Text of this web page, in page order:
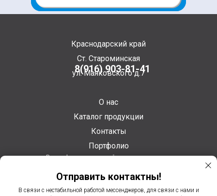
8(916) 903-81-41
О нас
Каталог продукции
Контакты
Портфолио
Краснодарский край
Ст. Староминская
ул. Маяковского д.7
Вся информация на сайте представлена в
публичной офертой. Все подробности по
телефону 8(916) 903-81-41
Отправить контактны!
В связи с нестабильной работой мессенджеров, для связи с нами и